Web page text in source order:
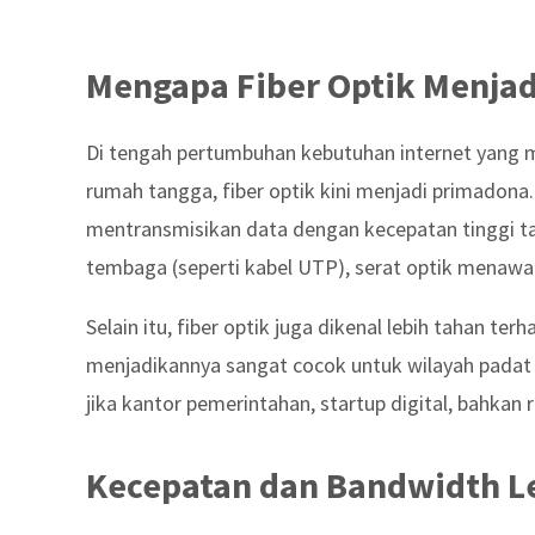
Mengapa Fiber Optik
Di tengah pertumbuhan kebutuhan internet yang
rumah tangga, fiber optik kini menjadi
mentransmisikan data dengan kecepatan tinggi
tembaga (seperti kabel UTP), serat optik
Selain itu, fiber optik juga dikenal lebih tahan
menjadikannya sangat cocok untuk wilayah
jika kantor pemerintahan, startup digital, bahkan
Kecepatan dan Bandwidth